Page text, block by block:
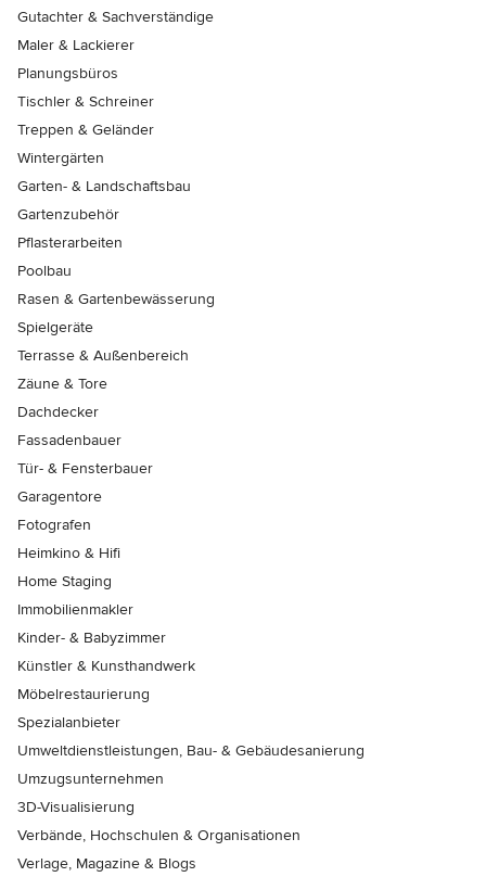
Gutachter & Sachverständige
Maler & Lackierer
Planungsbüros
Tischler & Schreiner
Treppen & Geländer
Wintergärten
Garten- & Landschaftsbau
Gartenzubehör
Pflasterarbeiten
Poolbau
Rasen & Gartenbewässerung
Spielgeräte
Terrasse & Außenbereich
Zäune & Tore
Dachdecker
Fassadenbauer
Tür- & Fensterbauer
Garagentore
Fotografen
Heimkino & Hifi
Home Staging
Immobilienmakler
Kinder- & Babyzimmer
Künstler & Kunsthandwerk
Möbelrestaurierung
Spezialanbieter
Umweltdienstleistungen, Bau- & Gebäudesanierung
Umzugsunternehmen
3D-Visualisierung
Verbände, Hochschulen & Organisationen
Verlage, Magazine & Blogs